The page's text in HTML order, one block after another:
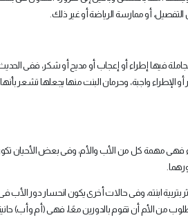
التفصيل، أو ممارسة الرياضة أو غير ذلك
مجاملة فيها إطراء أو إعجاب أو مديح أو شكر، ففى
واجبة، وحرمان البنت منها يجعلها تشعر بأنها
فهى مهمة كل من الأب والأم، وفى بعض الأحيان
ابنته، وفى حالات أخرى يكون انحسار دور الأب فى
من الأم أن تقوم بالدورين معًا، فهى (أم وأب)